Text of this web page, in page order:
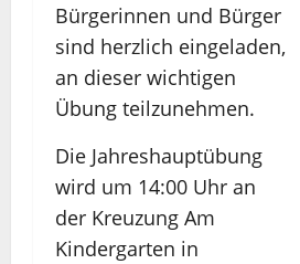
Bürgerinnen und Bürger
sind herzlich eingeladen,
an dieser wichtigen
Übung teilzunehmen.
Die Jahreshauptübung
wird um 14:00 Uhr an
der Kreuzung Am
Kindergarten in